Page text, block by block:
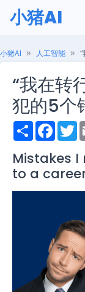
小猪AI
小猪AI 人工智能
“我在转
犯的5个
S
h
r
e
F
a
e
b
o
k
T
w
t
t
e
Mistakes
to a